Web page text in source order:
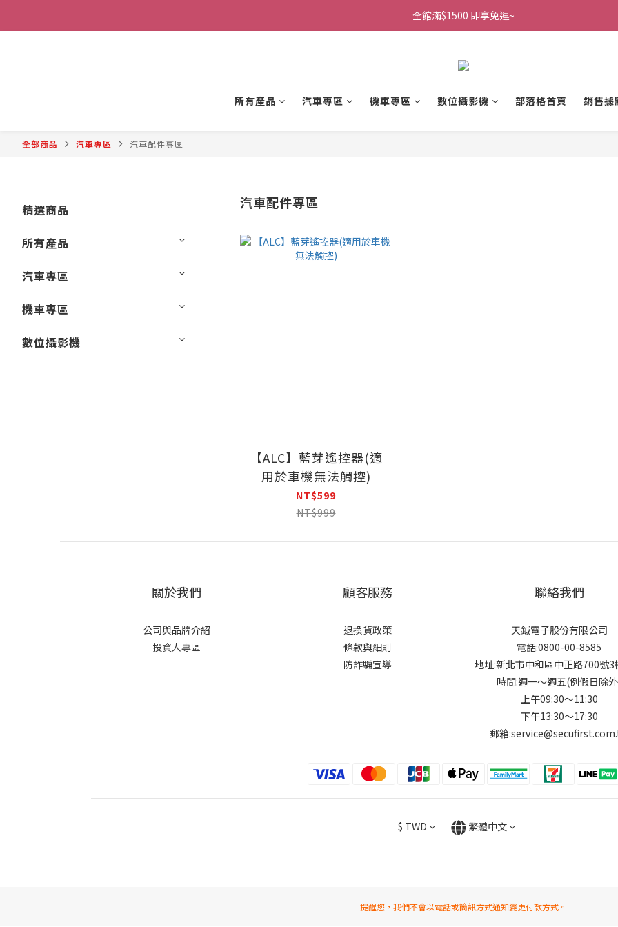
全館滿$1500 即享免運~
所有產品 汽車專區 機車專區 數位攝影機 部落格首頁 銷售據
全部商品 汽車專區 汽車配件專區
精選商品
所有產品
汽車專區
機車專區
數位攝影機
汽車配件專區
【ALC】藍芽遙控器(適
用於車機無法觸控)
NT$599
NT$999
關於我們
公司與品牌介紹
投資人專區
顧客服務
退換貨政策
條款與細則
防詐騙宣導
聯絡我們
天鉞電子股份有限公司
電話:0800-00-8585
地址:新北市中和區中正路700號
時間:週一～週五(例假日除
上午09:30～11:30
下午13:30～17:30
郵箱
$ TWD 繁體中文
提醒您，我們不會以電話或簡訊方式通知變更付款方式。